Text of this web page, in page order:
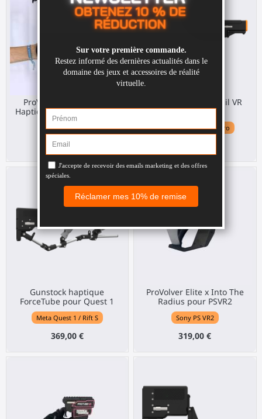
ProVolver Elite Pistolet
Haptique pour Pico 4 Ultra
Pico 4 Ultra
299,00 €
ProBolter Heavy Fusil VR
pour Quest 3
Meta Quest 3 / 3S / Pro
Gunstock haptique
ForceTube pour Quest 1
Meta Quest 1 / Rift S
369,00 €
ProVolver Elite x Into The
Radius pour PSVR2
Sony PS VR2
319,00 €